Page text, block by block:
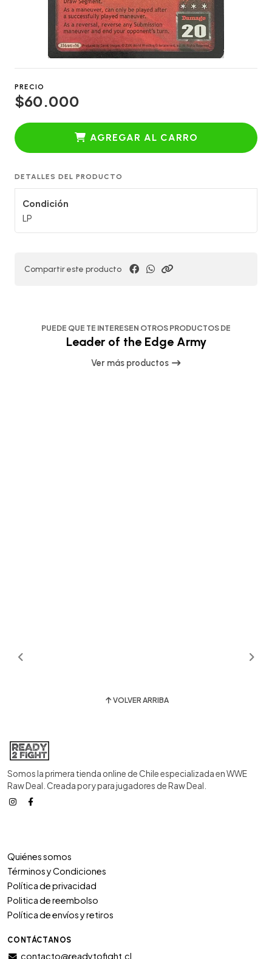
PRECIO
$60.000
AGREGAR AL CARRO
DETALLES DEL PRODUCTO
Condición
LP
Compartir este producto
PUEDE QUE TE INTERESEN OTROS PRODUCTOS DE
Leader of the Edge Army
Ver más productos
VOLVER ARRIBA
Somos la primera tienda online de Chile especializada en WWE
Raw Deal. Creada por y para jugadores de Raw Deal.
Quiénes somos
Términos y Condiciones
Política de privacidad
Politica de reembolso
Política de envíos y retiros
CONTÁCTANOS
contacto@readytofight.cl